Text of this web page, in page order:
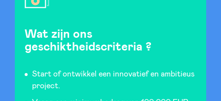
Wat zijn ons
geschiktheidscriteria ?
Start of ontwikkel een innovatief en ambitieus
project.